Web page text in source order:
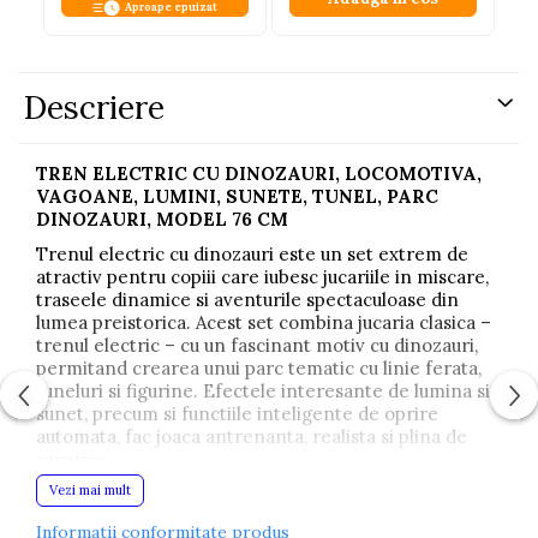
Aproape epuizat
Descriere
TREN ELECTRIC CU DINOZAURI, LOCOMOTIVA,
VAGOANE, LUMINI, SUNETE, TUNEL, PARC
DINOZAURI, MODEL 76 CM
Trenul electric cu dinozauri este un set extrem de
atractiv pentru copiii care iubesc jucariile in miscare,
traseele dinamice si aventurile spectaculoase din
lumea preistorica. Acest set combina jucaria clasica –
trenul electric – cu un fascinant motiv cu dinozauri,
permitand crearea unui parc tematic cu linie ferata,
tuneluri si figurine. Efectele interesante de lumina si
sunet, precum si functiile inteligente de oprire
automata, fac joaca antrenanta, realista si plina de
Locomotiva este echipata cu lumini colorate si sunete
Vezi mai mult
Informatii conformitate produs